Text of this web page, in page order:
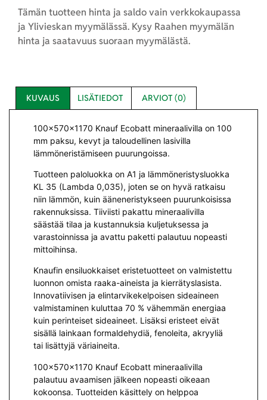
Tämän tuotteen hinta ja saldo vain verkkokaupassa
ja Ylivieskan myymälässä. Kysy Raahen myymälän
hinta ja saatavuus suoraan myymälästä.
KUVAUS LISÄTIEDOT ARVIOT (0)
100x570x1170 Knauf Ecobatt mineraalivilla on 100
mm paksu, kevyt ja taloudellinen lasivilla
lämmöneristämiseen puurungoissa.
Tuotteen paloluokka on A1 ja lämmöneristysluokka
KL 35 (Lambda 0,035), joten se on hyvä ratkaisu
niin lämmön, kuin ääneneristykseen puurunkoisissa
rakennuksissa. Tiiviisti pakattu mineraalivilla
säästää tilaa ja kustannuksia kuljetuksessa ja
varastoinnissa ja avattu paketti palautuu nopeasti
mittoihinsa.
Knaufin ensiluokkaiset eristetuotteet on valmistettu
luonnon omista raaka-aineista ja kierrätyslasista.
Innovatiivisen ja elintarvikekelpoisen sideaineen
valmistaminen kuluttaa 70 % vähemmän energiaa
kuin perinteiset sideaineet. Lisäksi eristeet eivät
sisällä lainkaan formaldehydiä, fenoleita, akryyliä
tai lisättyjä väriaineita.
100x570x1170 Knauf Ecobatt mineraalivilla
palautuu avaamisen jälkeen nopeasti oikeaan
kokoonsa. Tuotteiden käsittely on helppoa